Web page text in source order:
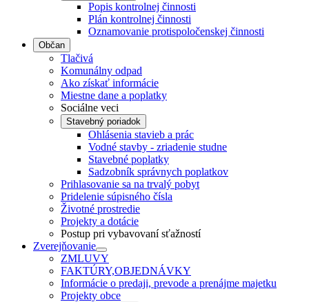
Popis kontrolnej činnosti
Plán kontrolnej činnosti
Oznamovanie protispoločenskej činnosti
Občan
Tlačivá
Komunálny odpad
Ako získať informácie
Miestne dane a poplatky
Sociálne veci
Stavebný poriadok
Ohlásenia stavieb a prác
Vodné stavby - zriadenie studne
Stavebné poplatky
Sadzobník správnych poplatkov
Prihlasovanie sa na trvalý pobyt
Pridelenie súpisného čísla
Životné prostredie
Projekty a dotácie
Postup pri vybavovaní sťažností
Zverejňovanie
ZMLUVY
FAKTÚRY,OBJEDNÁVKY
Informácie o predaji, prevode a prenájme majetku
Projekty obce